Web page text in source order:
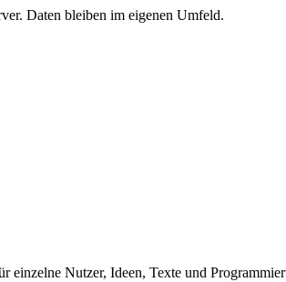
Daten bleiben im eigenen Umfeld.
einzelne Nutzer, Ideen, Texte und